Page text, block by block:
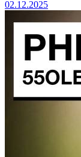
02.12.2025